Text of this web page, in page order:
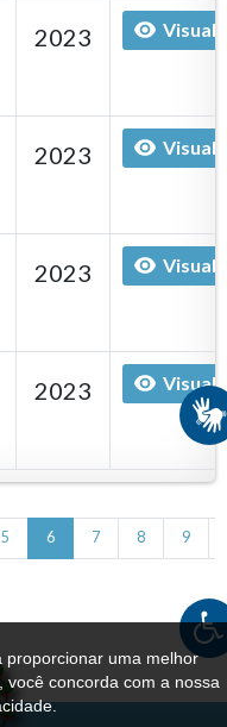
proporcionar uma melhor
você concorda com a nossa
2023
2023
2023
2023
5 6 7 8 9